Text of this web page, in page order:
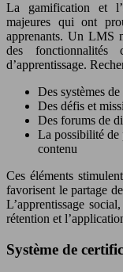
La gamification et
majeures qui ont
apprenants. Un LMS
des fonctionnalités
d’apprentissage.
Des systèmes
Des défis et
Des forums de
La possibilité de
contenu
Ces éléments
favorisent le partage
L’apprentissage
rétention et
Système de